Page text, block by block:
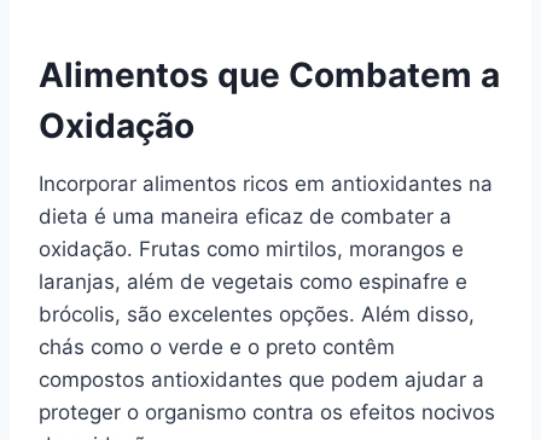
Alimentos que Combatem a
Oxidação
Incorporar alimentos ricos em antioxidantes na
dieta é uma maneira eficaz de combater a
oxidação. Frutas como mirtilos, morangos e
laranjas, além de vegetais como espinafre e
brócolis, são excelentes opções. Além disso,
chás como o verde e o preto contêm
compostos antioxidantes que podem ajudar a
proteger o organismo contra os efeitos nocivos